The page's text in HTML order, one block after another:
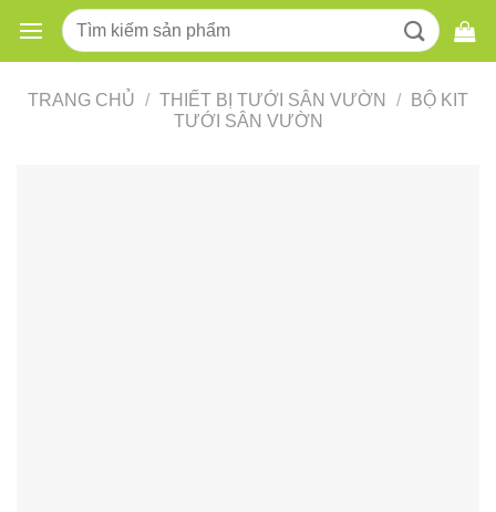
content
Tìm
kiếm:
TRANG CHỦ / THIẾT BỊ TƯỚI SÂN VƯỜN /
BỘ KIT
TƯỚI SÂN VƯỜN